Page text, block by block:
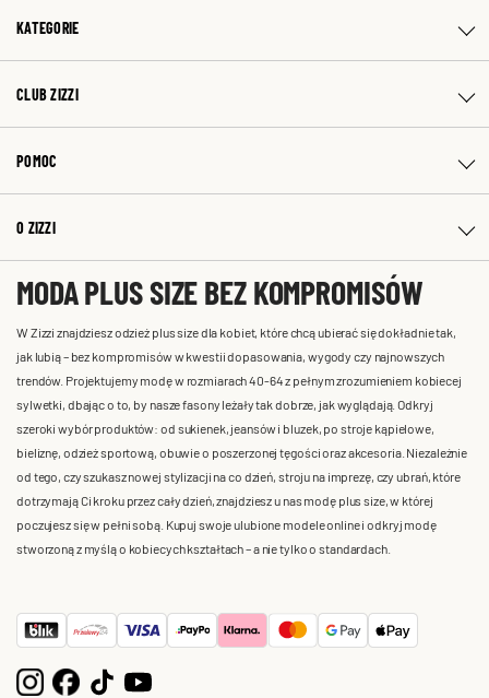
KATEGORIE
CLUB ZIZZI
POMOC
O ZIZZI
MODA PLUS SIZE BEZ KOMPROMISÓW
W Zizzi znajdziesz odzież plus size dla kobiet, które chcą ubierać się dokładnie tak,
jak lubią – bez kompromisów w kwestii dopasowania, wygody czy najnowszych
trendów. Projektujemy modę w rozmiarach 40-64 z pełnym zrozumieniem kobiecej
sylwetki, dbając o to, by nasze fasony leżały tak dobrze, jak wyglądają. Odkryj
szeroki wybór produktów: od sukienek, jeansów i bluzek, po stroje kąpielowe,
bieliznę, odzież sportową, obuwie o poszerzonej tęgości oraz akcesoria. Niezależnie
od tego, czy szukasz nowej stylizacji na co dzień, stroju na imprezę, czy ubrań, które
dotrzymają Ci kroku przez cały dzień, znajdziesz u nas modę plus size, w której
poczujesz się w pełni sobą. Kupuj swoje ulubione modele online i odkryj modę
stworzoną z myślą o kobiecych kształtach – a nie tylko o standardach.